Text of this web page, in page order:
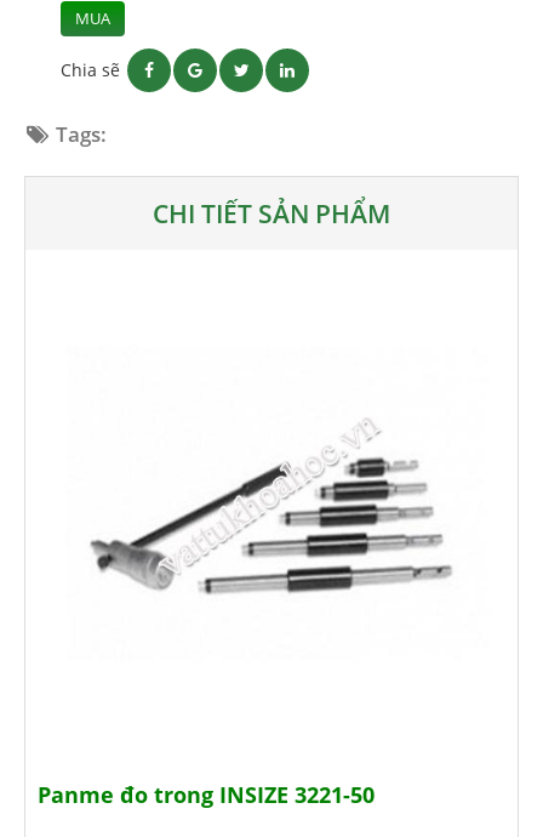
MUA
Chia sẽ
Tags:
CHI TIẾT SẢN PHẨM
Panme đo trong INSIZE 3221-50